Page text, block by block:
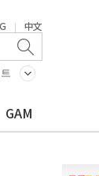
| 中文
GAM